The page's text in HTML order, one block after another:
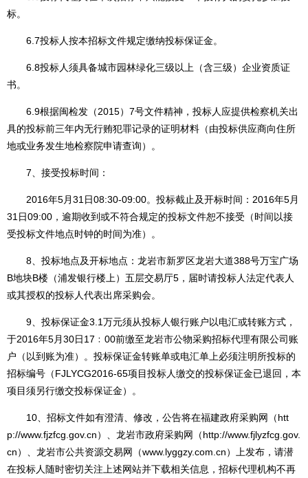
标。
6.7投标人按本招标文件规定缴纳投标保证金。
6.8投标人须具备城市园林绿化三级以上（含三级）企业资质证
书。
6.9根据闽检发（2015）7号文件精神，投标人应提供检察机关出
具的投标前三年内无行贿犯罪记录的证明材料（由投标供应商向住所
地或业务发生地检察院申请查询）。
7、接受投标时间：
2016年5月31日08:30-09:00。投标截止及开标时间：2016年5月
31日09:00，逾期收到或不符合规定的投标文件恕不接受（时间以接
受投标文件地点时钟的时间为准）。
8、投标地点及开标地点：龙岩市新罗区龙岩大道388号万宝广场
B地块B楼（浦发银行楼上）五层交易厅5，届时请投标人法定代表人
或其授权的投标人代表出席采购会。
9、投标保证金3.1万元须从投标人银行账户以电汇或转账方式，
于2016年5月30日17﹕00前缴至龙岩市公物采购招标代理有限公司账
户（以到账为准）。投标保证金转账单或电汇单上必须注明所投标的
招标编号（FJLYCG2016-65项目投标人缴交的投标保证金已退回，本
项目须另行缴交投标保证金）。
10、招标文件如有澄清、修改，公告将在福建政府采购网（htt
p://www.fjzfcg.gov.cn）、龙岩市政府采购网（http://www.fjlyzfcg.gov.
cn）、龙岩市公共资源交易网（www.lyggzy.com.cn）上发布，请潜
在投标人随时密切关注上述网站并下载相关信息，招标代理机构不再